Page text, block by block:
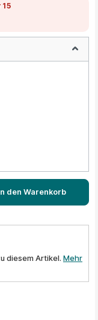
die Schaltflächen um die
den Warenkorb
diesem Artikel. Mehr